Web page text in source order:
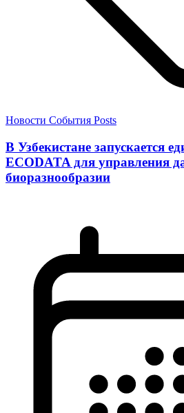
Новости События Posts
В Узбекистане запускается
ECODATA для управления
биоразнообразии